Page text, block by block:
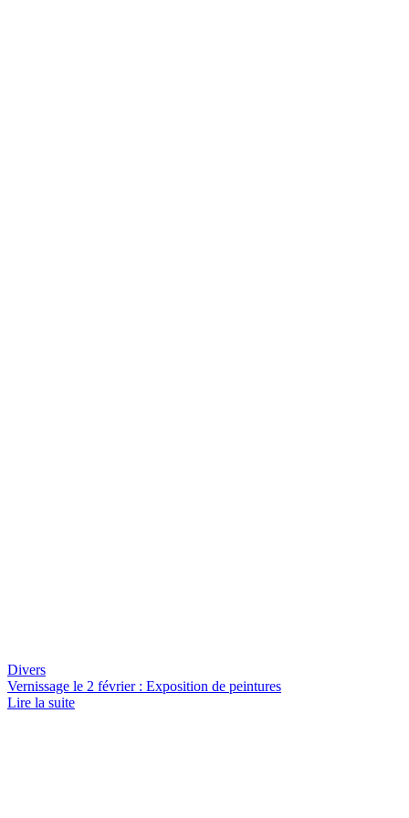
Divers
Vernissage le 2 février : Exposition de peintures
Lire la suite